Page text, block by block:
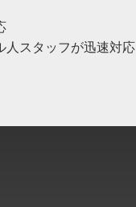
人 スタッフが迅速対応